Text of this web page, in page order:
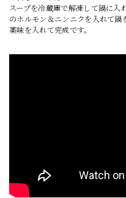
スープを冷蔵庫で解凍して鍋に
のホルモン＆ニンニクを入れて
薬味を入れて完成です。